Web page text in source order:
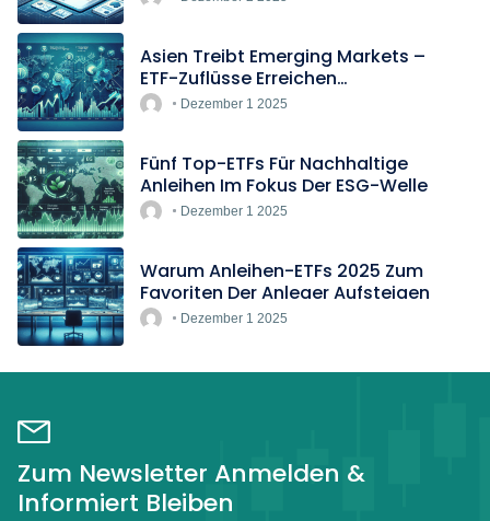
Asien Treibt Emerging Markets –
ETF-Zuflüsse Erreichen
Rekordtempo
Dezember 1 2025
Fünf Top-ETFs Für Nachhaltige
Anleihen Im Fokus Der ESG-Welle
Dezember 1 2025
Warum Anleihen-ETFs 2025 Zum
Favoriten Der Anleger Aufsteigen
Dezember 1 2025
Zum Newsletter Anmelden &
Informiert Bleiben